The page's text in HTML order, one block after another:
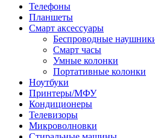
Телефоны
Планшеты
Смарт аксессуары
Беспроводные
Смарт часы
Умные колонки
Портативные колонки
Ноутбуки
Принтеры/МФУ
Кондиционеры
Телевизоры
Микроволновки